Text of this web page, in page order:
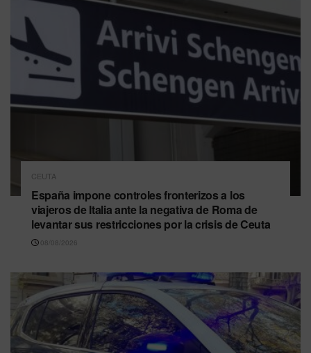
CEUTA
España impone controles fronterizos a los
viajeros de Italia ante la negativa de Roma de
levantar sus restricciones por la crisis de Ceuta
08/08/2026